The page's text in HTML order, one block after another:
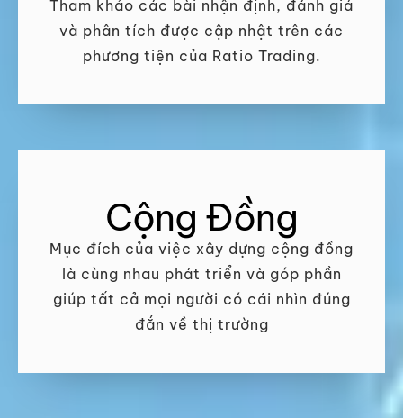
Tham khảo các bài nhận định, đánh giá
và phân tích được cập nhật trên các
phương tiện của Ratio Trading.
Cộng Đồng
Mục đích của việc xây dựng cộng đồng
là cùng nhau phát triển và góp phần
giúp tất cả mọi người có cái nhìn đúng
đắn về thị trường